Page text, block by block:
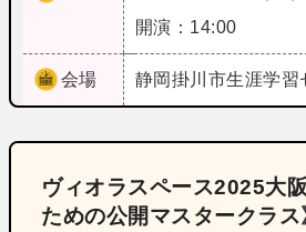
開演：14:00
会場 静岡掛川市生涯学習
ヴィオラスペース2025大
ための公開マスタークラス